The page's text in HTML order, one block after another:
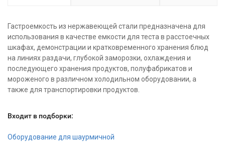
Гастроемкость из нержавеющей стали предназначена для
использования в качестве емкости для теста в расстоечных
шкафах, демонстрации и кратковременного хранения блюд
на линиях раздачи, глубокой заморозки, охлаждения и
последующего хранения продуктов, полуфабрикатов и
мороженого в различном холодильном оборудовании, а
также для транспортировки продуктов.
Входит в подборки:
Оборудование для шаурмичной